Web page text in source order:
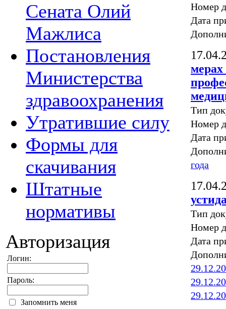
Сената Олий
Мажлиса
Постановления
Министерства
здравоохранения
Утратившие силу
Формы для
скачивания
Штатные
нормативы
Авторизация
Логин:
Пароль:
Запомнить меня
Номер
Дата
Тип
Номер
Дата
года
Тип
Номер
Дата